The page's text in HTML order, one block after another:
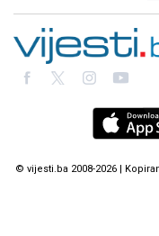
© vijesti.ba 2008-2026 |